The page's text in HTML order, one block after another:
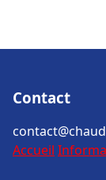
Contact
Accueil